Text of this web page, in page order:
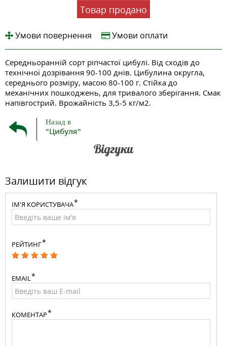
Товар продано
Умови повернення Умови оплати
Середньоранній сорт ріпчастої цибулі. Від сходів до
технічної дозрівання 90-100 днів. Цибулина округла,
середнього розміру, масою 80-100 г. Стійка до
механічних пошкоджень, для тривалого зберігання. Смак
напівгострий. Врожайність 3,5-5 кг/м2.
Назад в
"Цибуля"
Відгуки
Залишити відгук
ІМ'Я КОРИСТУВАЧА
РЕЙТИНГ
EMAIL
КОМЕНТАР